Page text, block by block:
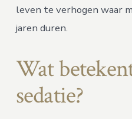
leven te verhogen waar
jaren duren.
Wat
sedatie?